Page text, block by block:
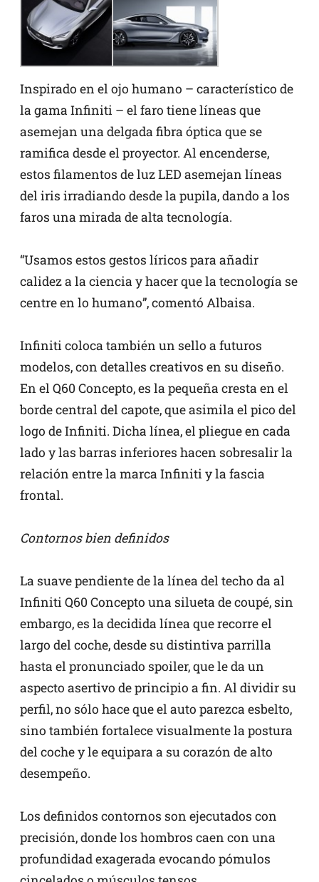
Inspirado en el ojo humano – característico de
la gama Infiniti – el faro tiene líneas que
asemejan una delgada fibra óptica que se
ramifica desde el proyector. Al encenderse,
estos filamentos de luz LED asemejan líneas
del iris irradiando desde la pupila, dando a los
faros una mirada de alta tecnología.
“Usamos estos gestos líricos para añadir
calidez a la ciencia y hacer que la tecnología se
centre en lo humano”, comentó Albaisa.
Infiniti coloca también un sello a futuros
modelos, con detalles creativos en su diseño.
En el Q60 Concepto, es la pequeña cresta en el
borde central del capote, que asimila el pico del
logo de Infiniti. Dicha línea, el pliegue en cada
lado y las barras inferiores hacen sobresalir la
relación entre la marca Infiniti y la fascia
frontal.
Contornos bien definidos
La suave pendiente de la línea del techo da al
Infiniti Q60 Concepto una silueta de coupé, sin
embargo, es la decidida línea que recorre el
largo del coche, desde su distintiva parrilla
hasta el pronunciado spoiler, que le da un
aspecto asertivo de principio a fin. Al dividir su
perfil, no sólo hace que el auto parezca esbelto,
sino también fortalece visualmente la postura
del coche y le equipara a su corazón de alto
desempeño.
Los definidos contornos son ejecutados con
precisión, donde los hombros caen con una
profundidad exagerada evocando pómulos